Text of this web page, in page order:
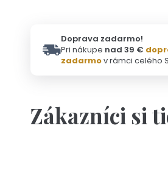
Doprava zadarmo!
Pri nákupe nad 39 €
zadarmov rámci celého
Zákazníci si